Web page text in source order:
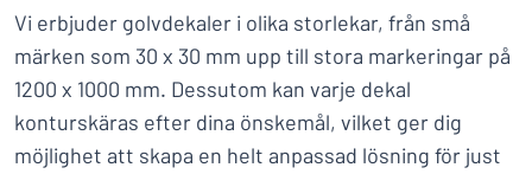
Vi erbjuder golvdekaler i olika storlekar, från små
märken som 30 x 30 mm upp till stora markeringar på
1200 x 1000 mm. Dessutom kan varje dekal
konturskäras efter dina önskemål, vilket ger dig
möjlighet att skapa en helt anpassad lösning för just